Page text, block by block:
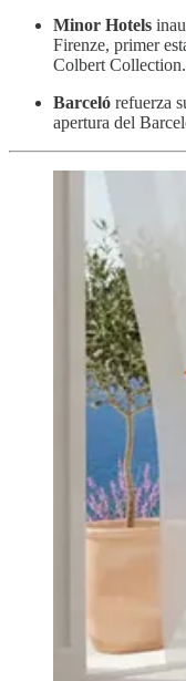
Minor Hotels
Firenze, primer
Colbert Collection.
Barceló refuerza
apertura del